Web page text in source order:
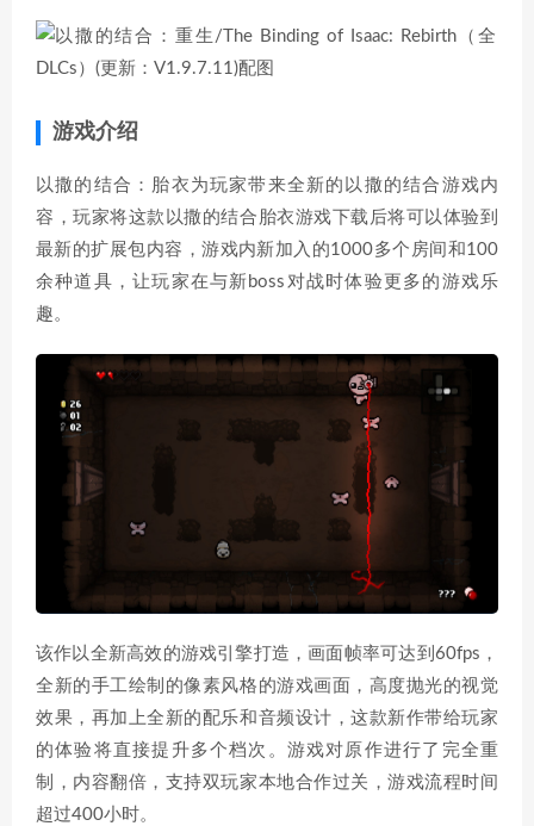
游戏介绍
以撒的结合：胎衣为玩家带来全新的以撒的结合游戏内
容，玩家将这款以撒的结合胎衣游戏下载后将可以体验到
最新的扩展包内容，游戏内新加入的1000多个房间和100
余种道具，让玩家在与新boss对战时体验更多的游戏乐
趣。
该作以全新高效的游戏引擎打造，画面帧率可达到60fps，
全新的手工绘制的像素风格的游戏画面，高度抛光的视觉
效果，再加上全新的配乐和音频设计，这款新作带给玩家
的体验将直接提升多个档次。游戏对原作进行了完全重
制，内容翻倍，支持双玩家本地合作过关，游戏流程时间
超过400小时。